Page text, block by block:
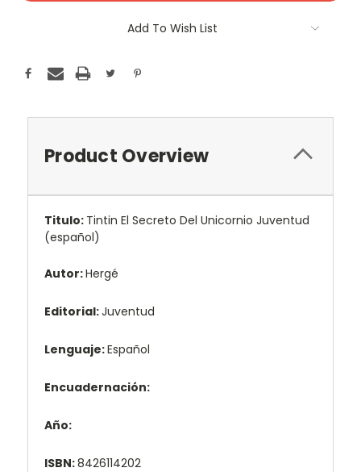
Add To Wish List
Product Overview
Titulo: Tintin El Secreto Del Unicornio Juventud
(español)
Autor:Hergé
Editorial:Juventud
Lenguaje:Español
Encuadernación:
Año:
ISBN:8426114202